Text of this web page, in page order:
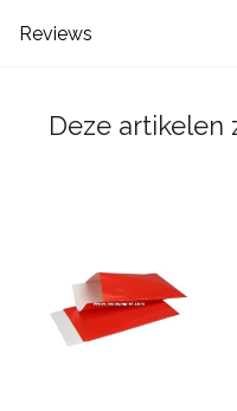
Reviews
Deze artikelen